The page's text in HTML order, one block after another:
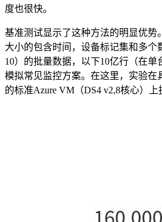
度也很快。
基准测试显示了这种方法的明显优势
大小的包含时间，设备标记集和多个
10）的批量数据，以下10亿行（在
模拟常见监控方案。在这里，实验在
的标准Azure VM（DS4 v2,8核心）上